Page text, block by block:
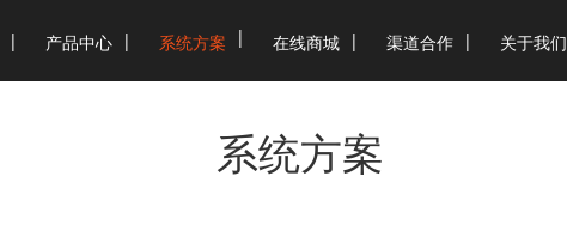
产品中心 系统方案 在线商城 渠道合作 关于我们
系统方案